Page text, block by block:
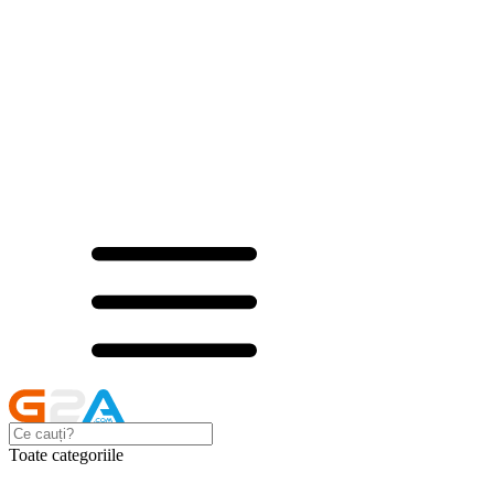
Toate categoriile